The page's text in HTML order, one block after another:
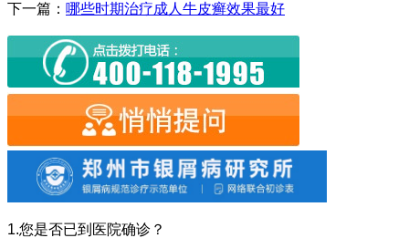
下一篇： 哪些时期治疗成人牛皮癣效果最好
1.您是否已到医院确诊？